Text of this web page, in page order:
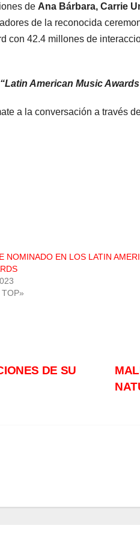
de Ana Bárbara, Carrie
de la reconocida
con 42.4 millones de
American Music
a la conversación a través
NOMINADO EN LOS LATIN
DE SU